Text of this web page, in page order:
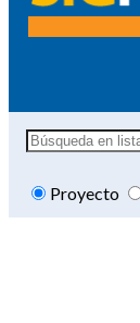
Proyecto